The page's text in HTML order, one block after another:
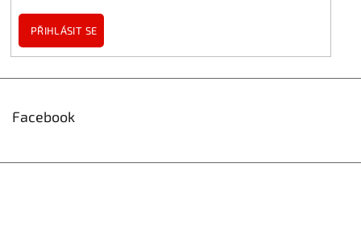
PŘIHLÁSIT SE
Facebook